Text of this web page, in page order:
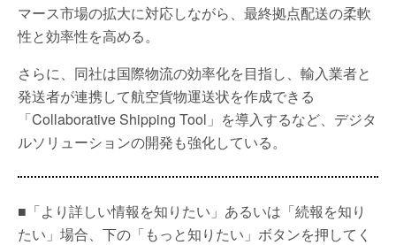
マース市場の拡大に対応しながら、最終拠点配送の柔軟
性と効率性を高める。
さらに、同社は国際物流の効率化を目指し、輸入業者と
発送者が連携して航空貨物運送状を作成できる
「Collaborative Shipping Tool」を導入するなど、デジタ
ルソリューションの開発も強化している。
■「より詳しい情報を知りたい」あるいは「続報を知り
たい」場合、下の「もっと知りたい」ボタンを押してく